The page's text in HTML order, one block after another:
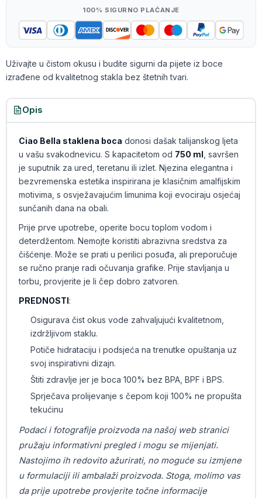
100% SIGURNO PLAĆANJE
Uživajte u čistom okusu i budite sigurni da pijete iz boce
izrađene od kvalitetnog stakla bez štetnih tvari.
Opis
Ciao Bella staklena boca donosi dašak talijanskog ljeta
u vašu svakodnevicu. S kapacitetom od 750 ml , savršen
je suputnik za ured, teretanu ili izlet. Njezina elegantna i
bezvremenska estetika inspirirana je klasičnim amalfijskim
motivima, s osvježavajućim limunima koji evociraju osjećaj
sunčanih dana na obali.
Prije prve upotrebe, operite bocu toplom vodom i
deterdžentom. Nemojte koristiti abrazivna sredstva za
čišćenje. Može se prati u perilici posuđa, ali preporučuje
se ručno pranje radi očuvanja grafike. Prije stavljanja u
torbu, provjerite je li čep dobro zatvoren.
PREDNOSTI:
Osigurava čist okus vode zahvaljujući kvalitetnom,
izdržljivom staklu.
Potiče hidrataciju i podsjeća na trenutke opuštanja uz
svoj inspirativni dizajn.
Štiti zdravlje jer je boca 100% bez BPA, BPF i BPS.
Sprječava prolijevanje s čepom koji 100% ne propušta
tekućinu
Podaci i fotografije proizvoda na našoj web stranici
pružaju informativni pregled i mogu se mijenjati.
Nastojimo ih redovito ažurirati, no moguće su izmjene
u formulaciji ili ambalaži proizvoda. Stoga, molimo vas
da prije upotrebe provjerite točne informacije